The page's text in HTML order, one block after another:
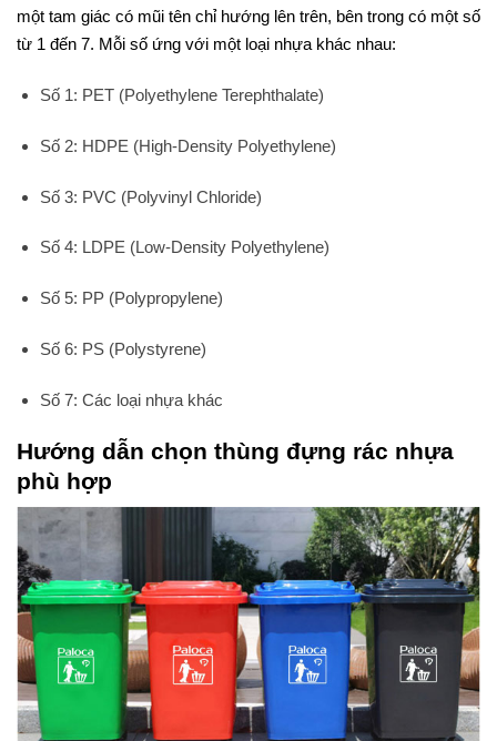
một tam giác có mũi tên chỉ hướng lên trên, bên trong có một số
từ 1 đến 7. Mỗi số ứng với một loại nhựa khác nhau:
Số 1: PET (Polyethylene Terephthalate)
Số 2: HDPE (High-Density Polyethylene)
Số 3: PVC (Polyvinyl Chloride)
Số 4: LDPE (Low-Density Polyethylene)
Số 5: PP (Polypropylene)
Số 6: PS (Polystyrene)
Số 7: Các loại nhựa khác
Hướng dẫn chọn thùng đựng rác nhựa
phù hợp